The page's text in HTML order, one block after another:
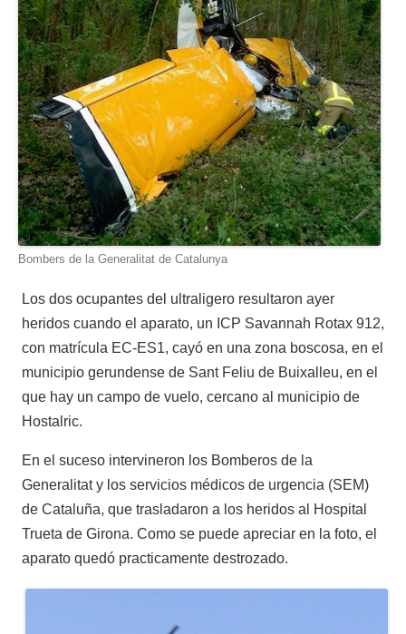
Bombers de la Generalitat de Catalunya
Los dos ocupantes del ultraligero resultaron ayer
heridos cuando el aparato, un ICP Savannah Rotax 912,
con matrícula EC-ES1, cayó en una zona boscosa, en el
municipio gerundense de Sant Feliu de Buixalleu, en el
que hay un campo de vuelo, cercano al municipio de
Hostalric.
En el suceso intervineron los Bomberos de la
Generalitat y los servicios médicos de urgencia (SEM)
de Cataluña, que trasladaron a los heridos al Hospital
Trueta de Girona. Como se puede apreciar en la foto, el
aparato quedó practicamente destrozado.